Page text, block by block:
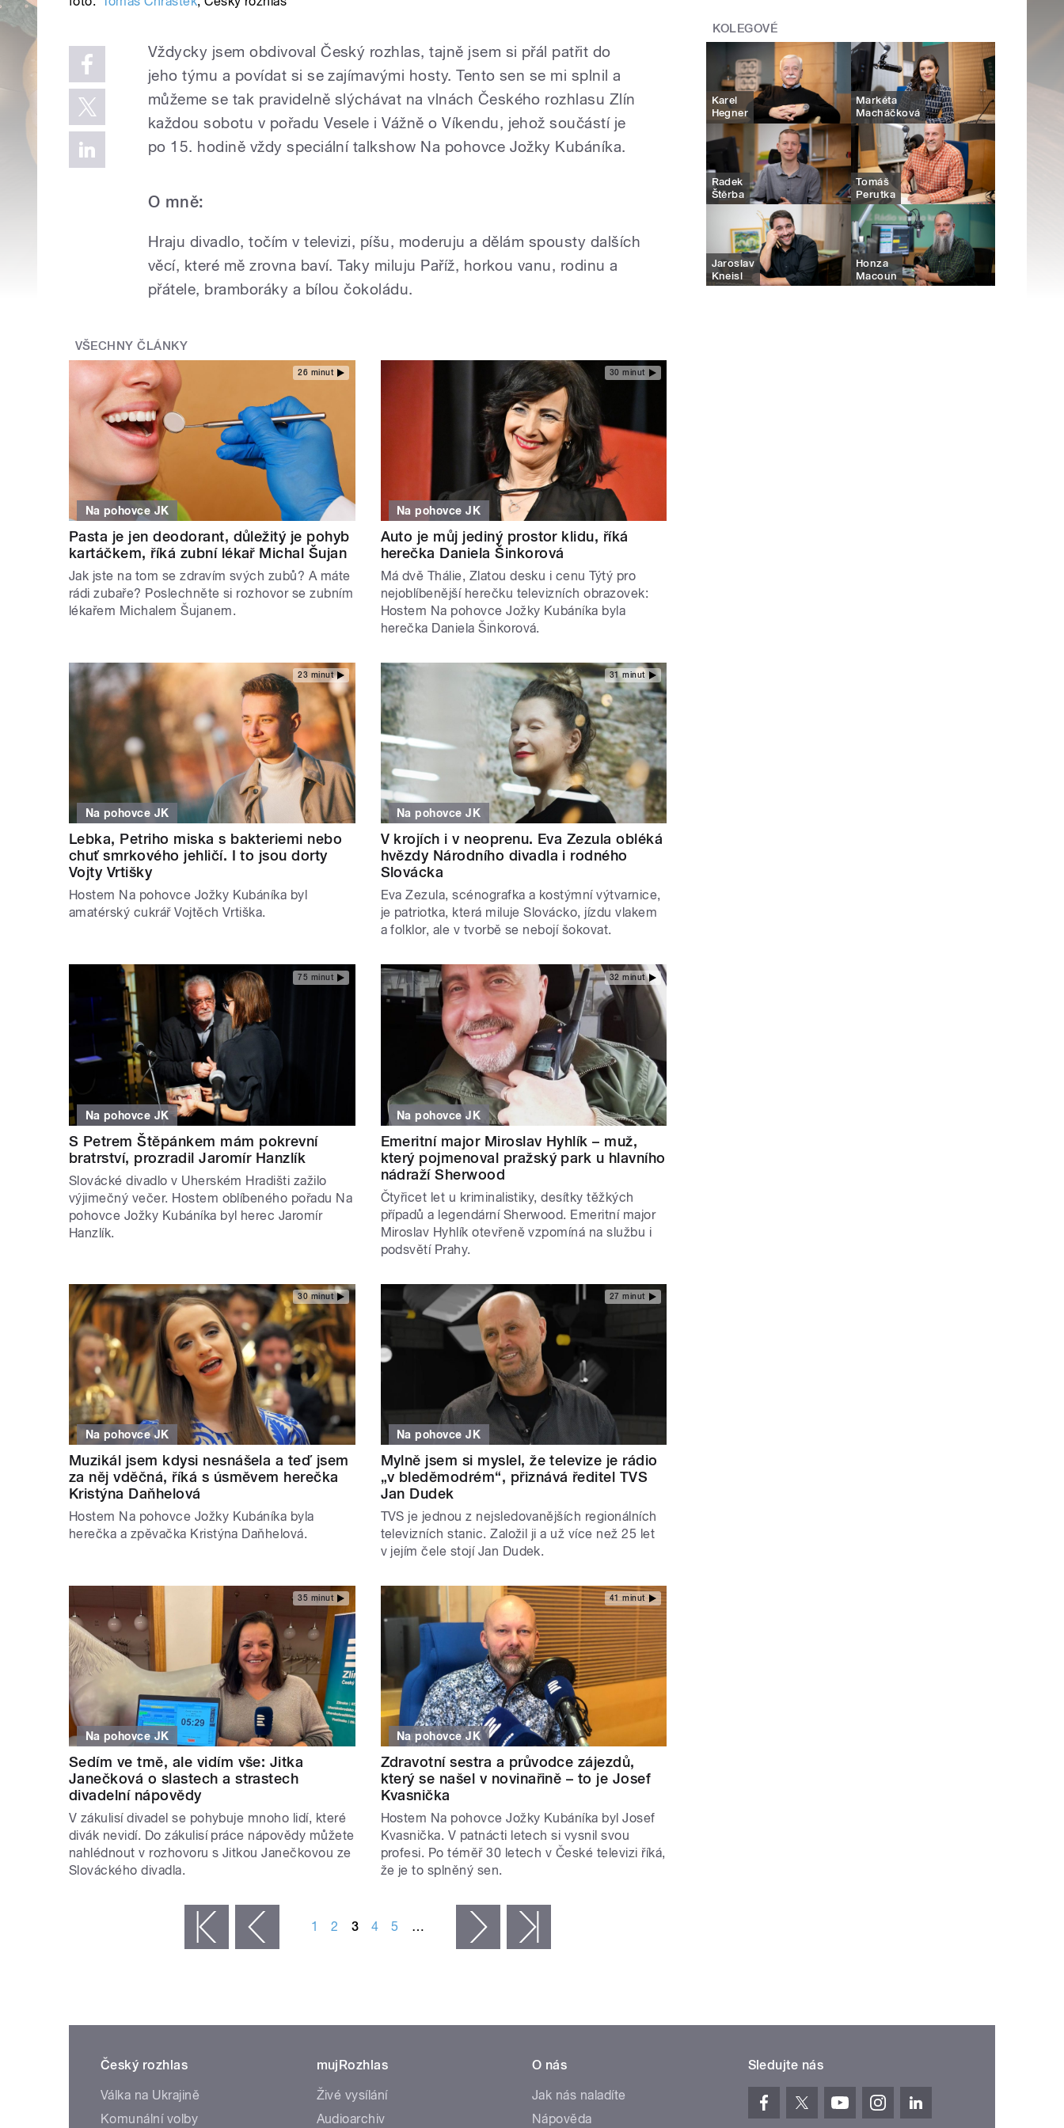
Vždycky jsem obdivoval Český rozhlas, tajně jsem si přál patřit do
jeho týmu a povídat si se zajímavými hosty. Tento sen se mi splnil a
můžeme se tak pravidelně slýchávat na vlnách Českého rozhlasu Zlín
každou sobotu v pořadu Vesele i Vážně o Víkendu, jehož součástí je
po 15. hodině vždy speciální talkshow Na pohovce Jožky Kubáníka.
O mně:
Hraju divadlo, točím v televizi, píšu, moderuju a dělám spousty dalších
věcí, které mě zrovna baví. Taky miluju Paříž, horkou vanu, rodinu a
přátele, bramboráky a bílou čokoládu.
VŠECHNY ČLÁNKY
26 minut
Na pohovce JK
Pasta je jen deodorant, důležitý je pohyb
kartáčkem, říká zubní lékař Michal Šujan
Jak jste na tom se zdravím svých zubů? A máte
rádi zubaře? Poslechněte si rozhovor se zubním
lékařem Michalem Šujanem.
30 minut
Na pohovce JK
Auto je můj jediný prostor klidu, říká
herečka Daniela Šinkorová
Má dvě Thálie, Zlatou desku i cenu Týtý pro
nejoblíbenější herečku televizních obrazovek:
Hostem Na pohovce Jožky Kubáníka byla
herečka Daniela Šinkorová.
23 minut
Na pohovce JK
Lebka, Petriho miska s bakteriemi nebo
chuť smrkového jehličí. I to jsou dorty
Vojty Vrtišky
Hostem Na pohovce Jožky Kubáníka byl
amatérský cukrář Vojtěch Vrtiška.
31 minut
Na pohovce JK
V krojích i v neoprenu. Eva Zezula obléká
hvězdy Národního divadla i rodného
Slovácka
Eva Zezula, scénografka a kostýmní výtvarnice,
je patriotka, která miluje Slovácko, jízdu vlakem
a folklor, ale v tvorbě se nebojí šokovat.
75 minut
Na pohovce JK
S Petrem Štěpánkem mám pokrevní
bratrství, prozradil Jaromír Hanzlík
Slovácké divadlo v Uherském Hradišti zažilo
výjimečný večer. Hostem oblíbeného pořadu Na
pohovce Jožky Kubáníka byl herec Jaromír
Hanzlík.
32 minut
Na pohovce JK
Emeritní major Miroslav Hyhlík – muž,
který pojmenoval pražský park u hlavního
nádraží Sherwood
Čtyřicet let u kriminalistiky, desítky těžkých
případů a legendární Sherwood. Emeritní major
Miroslav Hyhlík otevřeně vzpomíná na službu i
podsvětí Prahy.
30 minut
Na pohovce JK
Muzikál jsem kdysi nesnášela a teď jsem
za něj vděčná, říká s úsměvem herečka
Kristýna Daňhelová
Hostem Na pohovce Jožky Kubáníka byla
herečka a zpěvačka Kristýna Daňhelová.
27 minut
Na pohovce JK
Mylně jsem si myslel, že televize je rádio
„v bleděmodrém“, přiznává ředitel TVS
Jan Dudek
TVS je jednou z nejsledovanějších regionálních
televizních stanic. Založil ji a už více než 25 let
v jejím čele stojí Jan Dudek.
35 minut
Na pohovce JK
Sedím ve tmě, ale vidím vše: Jitka
Janečková o slastech a strastech
divadelní nápovědy
V zákulisí divadel se pohybuje mnoho lidí, které
divák nevidí. Do zákulisí práce nápovědy můžete
nahlédnout v rozhovoru s Jitkou Janečkovou ze
Slováckého divadla.
41 minut
Na pohovce JK
Zdravotní sestra a průvodce zájezdů,
který se našel v novinařině – to je Josef
Kvasnička
Hostem Na pohovce Jožky Kubáníka byl Josef
Kvasnička. V patnácti letech si vysnil svou
profesi. Po téměř 30 letech v České televizi říká,
že je to splněný sen.
‹ předchozí 1 2 3 4 5 … následující ›
KOLEGOVÉ
Karel
Hegner
Markéta
Macháčková
Radek
Štěrba
Tomáš
Perutka
Jaroslav
Kneisl
Honza
Macoun
Český rozhlas
Válka na Ukrajině
Komunální volby
mujRozhlas
Živé vysílání
Audioarchiv
O nás
Jak nás naladíte
Nápověda
Sledujte nás